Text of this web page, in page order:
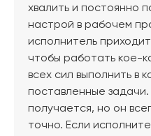
хвалить и постоянно
настрой в рабочем
исполнитель
чтобы работать кое-
всех сил выполнить в
поставленные
получается, но он
точно. Если